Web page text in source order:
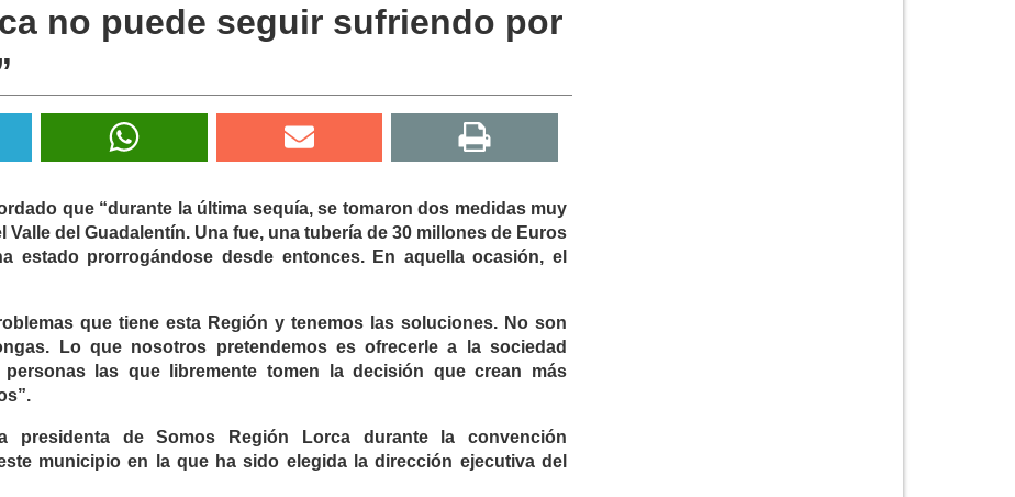
no puede seguir sufriendo por
que “durante la última sequía, se tomaron dos medidas muy
del Guadalentín. Una fue, una tubería de 30 millones de Euros
prorrogándose desde entonces. En aquella ocasión, el
que tiene esta Región y tenemos las soluciones. No son
Lo que nosotros pretendemos es ofrecerle a la sociedad
las que libremente tomen la decisión que crean más
presidenta de Somos Región Lorca durante la convención
municipio en la que ha sido elegida la dirección ejecutiva del